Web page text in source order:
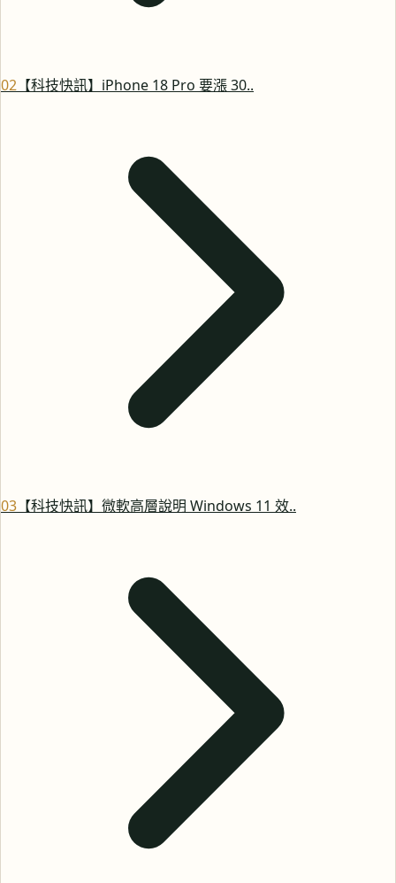
02 【科技快訊】iPhone 18 Pro 要漲 30..
03 【科技快訊】微軟高層說明 Windows 11 效..